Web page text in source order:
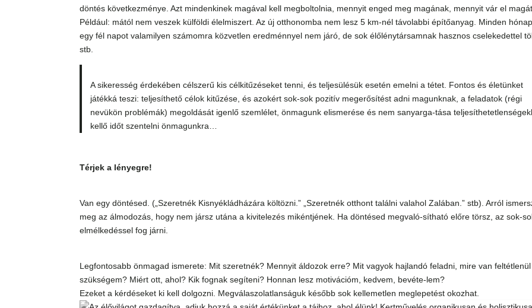
döntés következménye. Azt mindenkinek magával kell megboltolnia, mennyit enged meg magának, mennyit vár el
Például: mától nem veszek külföldi élelmiszert. Az új otthonomba nem lesz 5 km-nél távolabbi építőanyag. Minden
egy fél napot valamilyen számomra közvetlen eredménnyel nem járó, de sok élőlénytársamnak hasznos cselekedettel
stb.
A sikeresség érdekében célszerű kis célkitűzéseket tenni, és teljesülésük esetén emelni a tétet. Fontos és életünket
játékká teszi: teljesíthető célok kitűzése, és azokért sok-sok pozitív megerősítést adni magunknak, a feladatok (régi
nevükön problémák) megoldását igenlő szemlélet, önmagunk elismerése és nem sanyarga-tása
kellő időt szentelni önmagunkra…
Térjek a lényegre!
Van egy döntésed. („Szeretnék Kisnyékládházára költözni.” „Szeretnék otthont találni valahol Zalában.” stb). Arról
meg az álmodozás, hogy nem jársz utána a kivitelezés mikéntjének. Ha döntésed megvaló-sítható előre törsz, az sok-
elmélkedéssel fog járni.
Legfontosabb önmagad ismerete: Mit szeretnék? Mennyit áldozok erre? Mit vagyok hajlandó feladni, mire van feltétlenül
szükségem? Miért ott, ahol? Kik fognak segíteni? Honnan lesz motivációm, kedvem, bevéte-lem?
Ezeket a kérdéseket ki kell dolgozni. Megválaszolatlanságuk később sok kellemetlen meglepetést okozhat.